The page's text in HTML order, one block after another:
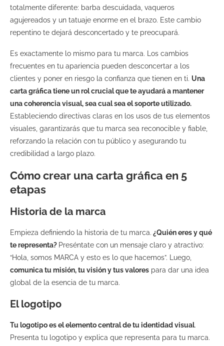
totalmente diferente: barba descuidada, vaqueros
agujereados y un tatuaje enorme en el brazo. Este cambio
repentino te dejará desconcertado y te preocupará.
Es exactamente lo mismo para tu marca. Los cambios
frecuentes en tu apariencia pueden desconcertar a los
clientes y poner en riesgo la confianza que tienen en ti. Una
carta gráfica tiene un rol crucial que te ayudará a mantener
una coherencia visual, sea cual sea el soporte utilizado.
Estableciendo directivas claras en los usos de tus elementos
visuales, garantizarás que tu marca sea reconocible y fiable,
reforzando la relación con tu público y asegurando tu
credibilidad a largo plazo.
Cómo crear una carta gráfica en 5
etapas
Historia de la marca
Empieza definiendo la historia de tu marca. ¿Quién eres y qué
te representa? Preséntate con un mensaje claro y atractivo:
“Hola, somos MARCA y esto es lo que hacemos”. Luego,
comunica tu misión, tu visión y tus valores para dar una idea
global de la esencia de tu marca.
El logotipo
Tu logotipo es el elemento central de tu identidad visual.
Presenta tu logotipo y explica que representa para tu marca.